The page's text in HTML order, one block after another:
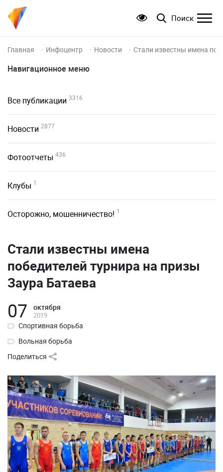
Поиск
Главная Инфоцентр Новости Стали известны имена
Навигационное меню
Все публикации 3316
Новости 2877
Фотоотчеты 436
Клубы 1
Осторожно, мошенничество! 1
Стали известны имена
победителей турнира на призы
Заура Батаева
07 октября
2019
Спортивная борьба
Вольная борьба
Поделиться